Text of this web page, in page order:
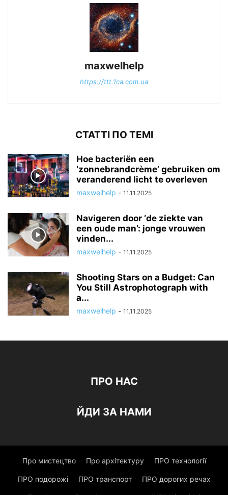
maxwelhelp
https://ttt.1ca.com.ua
СТАТТІ ПО ТЕМІ
Hoe bacteriën een
‘zonnebrandcrème’ gebruiken om
veranderend licht te overleven
maxwelhelp - 11.11.2025
Navigeren door ‘de ziekte van
een oude man’: jonge vrouwen
vinden...
maxwelhelp - 11.11.2025
Shooting Stars on a Budget: Can
You Still Astrophotograph with
a...
maxwelhelp - 11.11.2025
ПРО НАС
ЙДИ ЗА НАМИ
Про мистецтво Про архітектуру ПРО технології
ПРО подорожі ПРО транспорт ПРО дорогих речах